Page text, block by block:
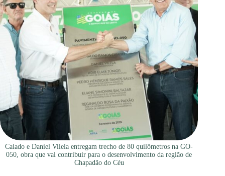
Caiado e Daniel Vilela entregam trecho de 80 quilômetros na GO-
050, obra que vai contribuir para o desenvolvimento da região de
Chapadão do Céu